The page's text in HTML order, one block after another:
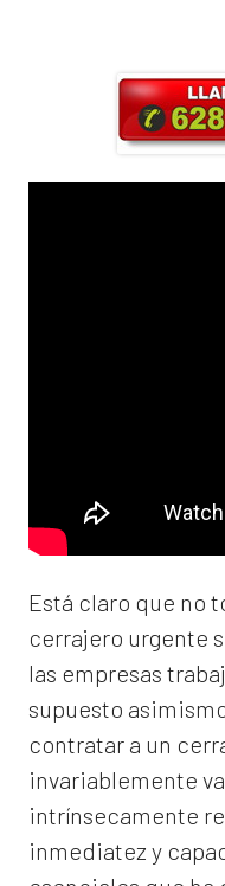
Está claro que no
cerrajero urgente
las empresas
supuesto
contratar a un
invariablemente
intrínsecamente
inmediatez y